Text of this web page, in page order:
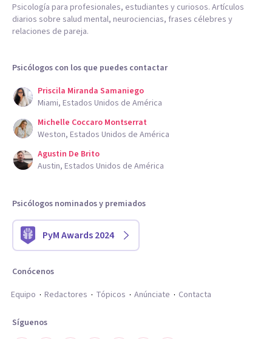
Psicología para profesionales, estudiantes y curiosos. Artículos
diarios sobre salud mental, neurociencias, frases célebres y
relaciones de pareja.
Psicólogos con los que puedes contactar
Priscila Miranda Samaniego
Miami, Estados Unidos de América
Michelle Coccaro Montserrat
Weston, Estados Unidos de América
Agustin De Brito
Austin, Estados Unidos de América
Psicólogos nominados y premiados
PyM Awards 2024
Conócenos
Equipo
Redactores Tópicos Anúnciate Contacta
Síguenos